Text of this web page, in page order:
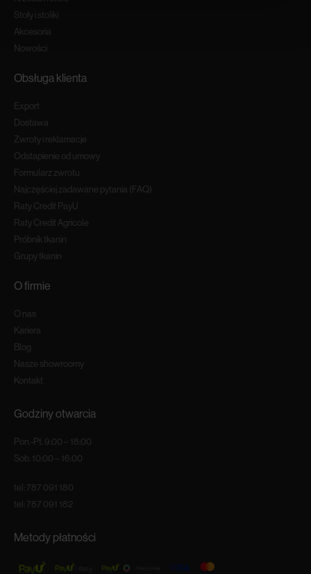
Stoły i stoliki
Akcesoria
Nowości
Obsługa klienta
Export
Dostawa
Zwroty i reklamacje
Odstapienie od umowy
Formularz zwrotu
Najczęściej zadawane pytania (FAQ)
Raty Credit PayU
Raty Credit Agricole
Próbnik tkanin
Grupy tkanin
O firmie
O nas
Kariera
Blog
Nasze showroomy
Kontakt
Godziny otwarcia
Pon.-Pt. 9:00 – 18:00
Sob. 10:00 – 16:00
tel: 787 091 180
tel: 787 091 182
Metody płatności